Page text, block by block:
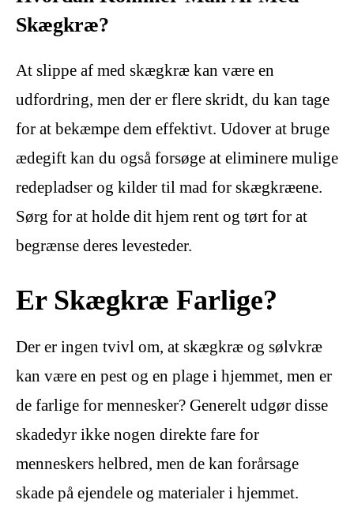
Skægkræ?
At slippe af med skægkræ kan være en
udfordring, men der er flere skridt, du kan tage
for at bekæmpe dem effektivt. Udover at bruge
ædegift kan du også forsøge at eliminere mulige
redepladser og kilder til mad for skægkræene.
Sørg for at holde dit hjem rent og tørt for at
begrænse deres levesteder.
Er Skægkræ Farlige?
Der er ingen tvivl om, at skægkræ og sølvkræ
kan være en pest og en plage i hjemmet, men er
de farlige for mennesker? Generelt udgør disse
skadedyr ikke nogen direkte fare for
menneskers helbred, men de kan forårsage
skade på ejendele og materialer i hjemmet.